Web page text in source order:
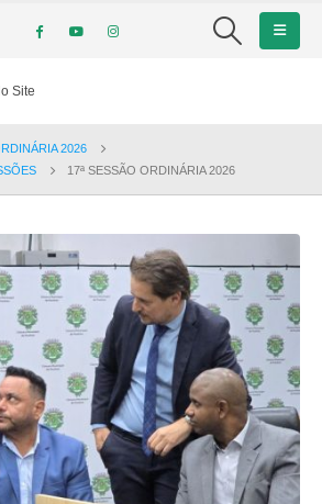
Site
2026
17ª SESSÃO ORDINÁRIA 2026